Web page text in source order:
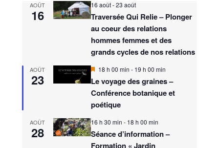
AOÛT
16
16 août-23 août
Traversée Qui Relie – Plonger
au coeur des relations
hommes femmes et des
grands cycles de nos relations
AOÛT
23
M
s
e
a
a
n
t
18 h 00 min - 19 h 00 min
Le voyage des graines –
Conférence botanique et
poétique
AOÛT
28
16 h 30 min - 18 h 00 min
Séance d’information –
Formation « Jardin